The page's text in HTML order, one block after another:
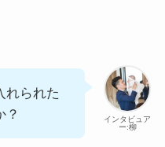
インタビュア
ー:柳
れられた
？